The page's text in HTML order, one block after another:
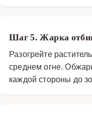
Шаг 5. Жарка
Разогрейте
среднем огне.
каждой стороны до